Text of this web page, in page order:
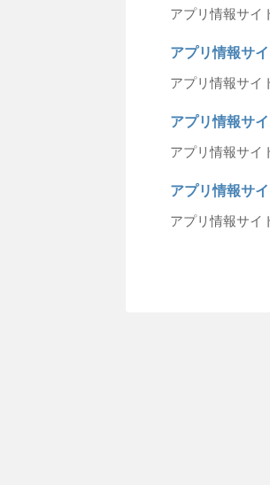
アプリ情報サイ
アプリ情報サ
アプリ情報サイ
アプリ情報サ
アプリ情報サイ
アプリ情報サ
アプリ情報サイ